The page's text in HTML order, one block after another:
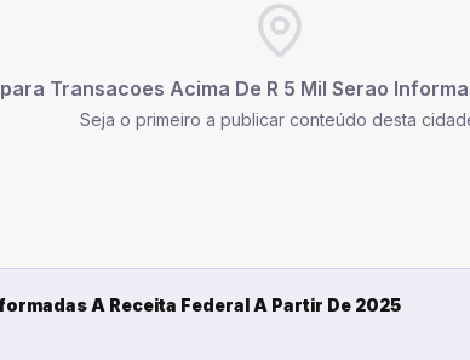
Transacoes Acima De R 5 Mil Serao
Seja o primeiro a publicar conteúdo desta
A Receita Federal A Partir De 2025